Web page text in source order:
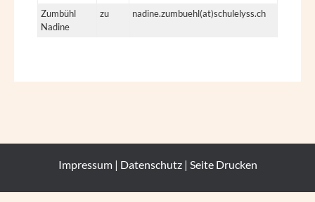
Zumbühl
Nadine
zu nadine.zumbuehl(at)schulelyss.ch
Impressum| Datenschutz| Seite Drucken